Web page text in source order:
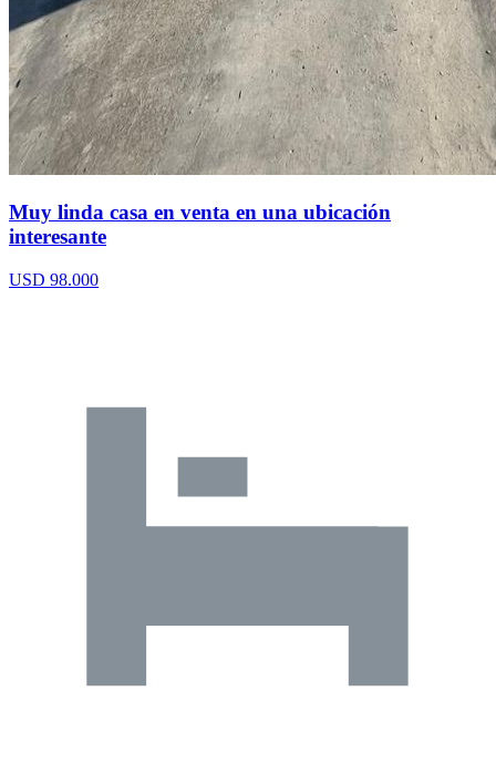
Muy linda casa en venta en una ubicación
interesante
USD 98.000